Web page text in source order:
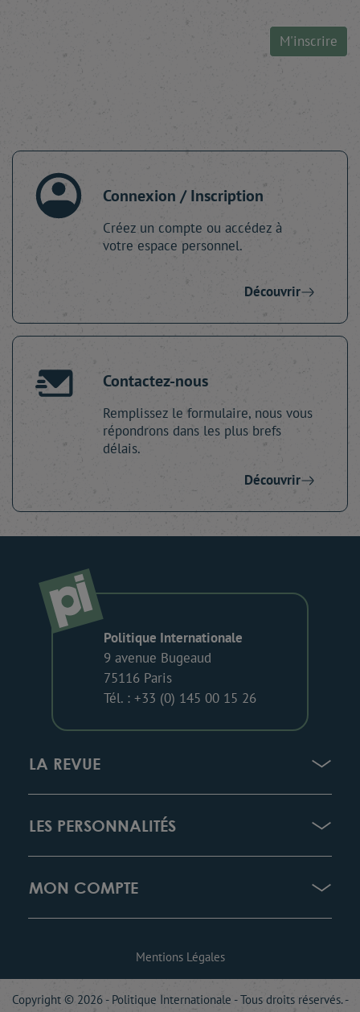
M'inscrire
Connexion / Inscription
Créez un compte ou accédez à
votre espace personnel.
Découvrir
Contactez-nous
Remplissez le formulaire, nous vous
répondrons dans les plus brefs
délais.
Découvrir
Politique Internationale
9 avenue Bugeaud
75116 Paris
Tél. : +33 (0) 145 00 15 26
LA REVUE
LES PERSONNALITÉS
MON COMPTE
Mentions Légales
Copyright © 2026 - Politique Internationale - Tous droits réservés. -